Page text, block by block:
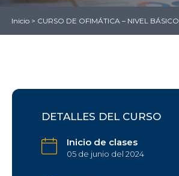
Inicio > CURSO DE OFIMÁTICA – NIVEL BÁSICO
DETALLES DEL CURSO
Inicio de clases
05 de junio del 2024